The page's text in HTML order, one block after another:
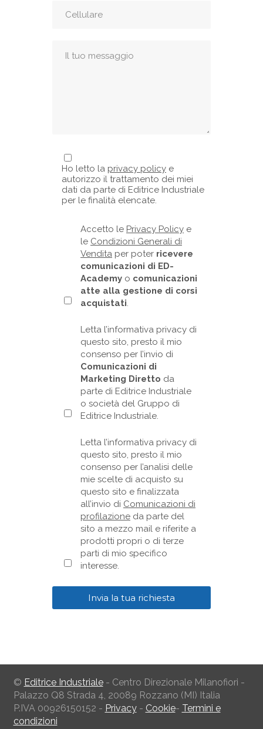
Ho letto la privacy policy e
autorizzo il trattamento dei miei
dati da parte di Editrice Industriale
per le finalità elencate.
Accetto le Privacy Policy e
le Condizioni Generali di
Vendita per poter ricevere
comunicazioni di ED-
Academy o comunicazioni
atte alla gestione di corsi
acquistati.
Letta l’informativa privacy di
questo sito, presto il mio
consenso per l’invio di
Comunicazioni di
Marketing Diretto da
parte di Editrice Industriale
o società del Gruppo di
Editrice Industriale.
Letta l’informativa privacy di
questo sito, presto il mio
consenso per l’analisi delle
mie scelte di acquisto su
questo sito e finalizzata
all’invio di Comunicazioni di
profilazione da parte del
sito a mezzo mail e riferite a
prodotti propri o di terze
parti di mio specifico
interesse.
© Editrice Industriale- Centro Direzionale Milanofiori -
Palazzo Q8 Strada 4, 20089 Rozzano (MI) Italia
P.IVA 00926150152 - Privacy- Cookie- Termini e
condizioni